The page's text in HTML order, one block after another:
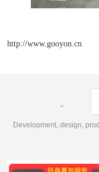
http://www.gooyon.cn